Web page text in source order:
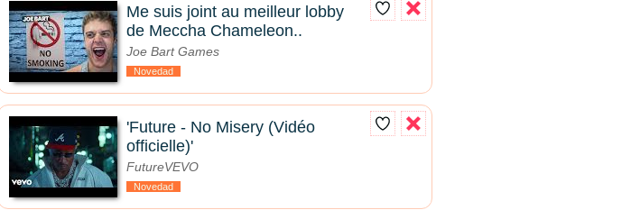
Me suis joint au meilleur lobby
de Meccha Chameleon..
Joe Bart Games
Novedad
'Future - No Misery (Vidéo
officielle)'
FutureVEVO
Novedad